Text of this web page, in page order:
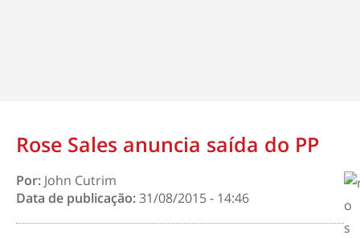
Rose Sales anuncia saída do PP
Por: John Cutrim
Data de publicação:31/08/2015 - 14:46